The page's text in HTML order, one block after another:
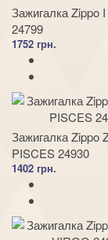
Зажигалка Zippo
24799
1752 грн.
Зажигалка Zippo
PISCES 24930
1402 грн.